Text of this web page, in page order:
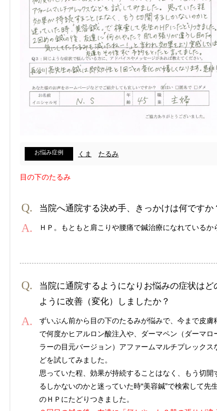
お悩み症例 くま たるみ
目の下のたるみ
当院へ通院する決め手、きっかけは何ですか
ＨＰ。もともと肩こりや腰痛で鍼治療になれているか
当院に通院するようになりお悩みの症状はど
ように改善（変化）しましたか？
ずいぶん前から目の下のたるみが悩みで、今まで皮膚
で何度かヒアルロン酸注入や、ダーマペン（ダーマロ
ラーの目元バージョン）アファームマルチプレックス
どを試してみました。
思っていた程、効果が持続することはなく、もう切開
るしかないのかと迷っていた時“美容鍼”で検索して先
のＨＰにたどりつきました。